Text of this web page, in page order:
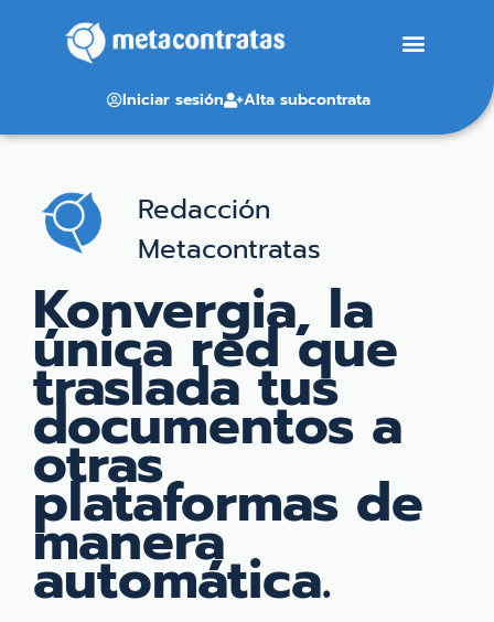
Iniciar sesión Alta subcontrata
Redacción
Metacontratas
Konvergia, la
única red que
traslada tus
documentos a
otras
plataformas de
manera
automática.